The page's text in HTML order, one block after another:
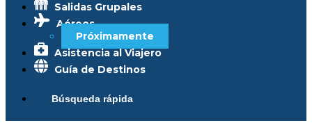
Salidas Grupales
Aéreos
Próximamente
Asistencia al Viajero
Guía de Destinos
Búsqueda rápida